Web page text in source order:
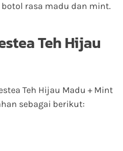
rasa madu dan mint.
Teh Hijau
Teh Hijau Madu + Mint
sebagai berikut: